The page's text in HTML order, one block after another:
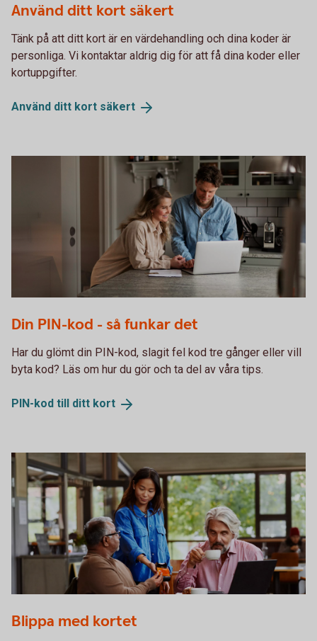
Använd ditt kort säkert
Tänk på att ditt kort är en värdehandling och dina koder är
personliga. Vi kontaktar aldrig dig för att få dina koder eller
kortuppgifter.
Använd ditt kort säkert
Din PIN-kod - så funkar det
Har du glömt din PIN-kod, slagit fel kod tre gånger eller vill
byta kod? Läs om hur du gör och ta del av våra tips.
PIN-kod till ditt kort
Blippa med kortet